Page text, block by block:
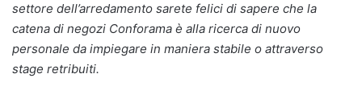
settore dell’arredamento sarete felici di sapere che la
catena di negozi Conforama è alla ricerca di nuovo
personale da impiegare in maniera stabile o attraverso
stage retribuiti.